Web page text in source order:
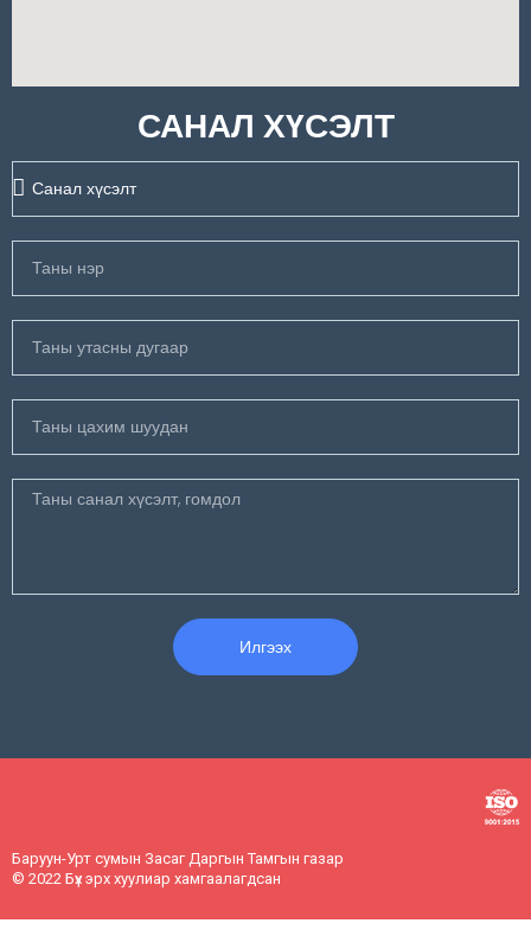
САНАЛ ХҮСЭЛТ
Илгээх
Баруун-Урт сумын Засаг Даргын Тамгын газар
© 2022 Бүх эрх хуулиар хамгаалагдсан